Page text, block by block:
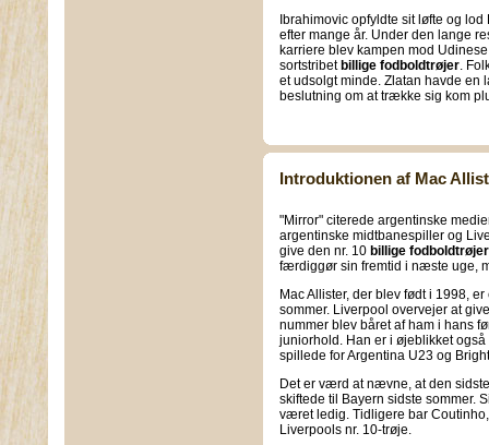
Ibrahimovic opfyldte sit løfte og
efter mange år. Under den lange
karriere blev kampen mod
sortstribet billige fodboldtrøjer.
et udsolgt minde. Zlatan havde en
beslutning om at trække sig kom
Introduktionen af Mac
"Mirror" citerede argentinske
argentinske midtbanespiller og
give den nr. 10 billige fodboldtrøjer
færdiggør sin fremtid i næste uge,
Mac Allister, der blev født i 1998,
sommer. Liverpool overvejer at
nummer blev båret af ham i hans
juniorhold. Han er i øjeblikket
spillede for Argentina U23 og
Det er værd at nævne, at den
skiftede til Bayern sidste sommer.
været ledig. Tidligere bar
Liverpools nr. 10-trøje.